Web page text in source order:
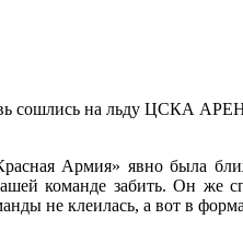
на льду ЦСКА
Армия» явно была
команде забить. Он же
не клеилась, а вот в